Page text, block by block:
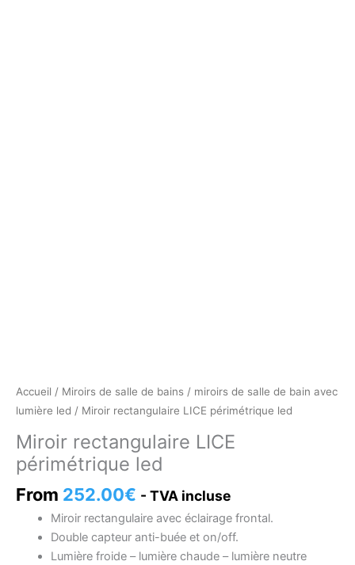
Accueil / Miroirs de salle de bains / miroirs de salle de bain avec
lumière led / Miroir rectangulaire LICE périmétrique led
Miroir rectangulaire LICE
périmétrique led
From 252.00€ - TVA incluse
Miroir rectangulaire avec éclairage frontal.
Double capteur anti-buée et on/off.
Lumière froide – lumière chaude – lumière neutre